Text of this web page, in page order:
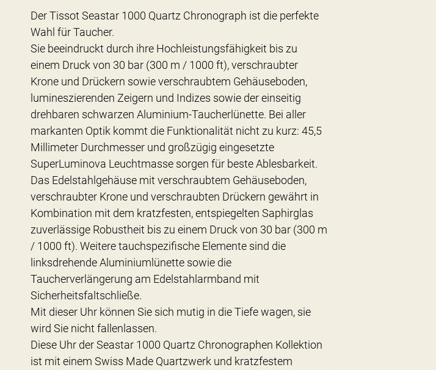
Der Tissot Seastar 1000 Quartz Chronograph ist die perfekte
Wahl für Taucher.
Sie beeindruckt durch ihre Hochleistungsfähigkeit bis zu
einem Druck von 30 bar (300 m / 1000 ft), verschraubter
Krone und Drückern sowie verschraubtem Gehäuseboden,
lumineszierenden Zeigern und Indizes sowie der einseitig
drehbaren schwarzen Aluminium-Taucherlünette. Bei aller
markanten Optik kommt die Funktionalität nicht zu kurz: 45,5
Millimeter Durchmesser und großzügig eingesetzte
SuperLuminova Leuchtmasse sorgen für beste Ablesbarkeit.
Das Edelstahlgehäuse mit verschraubtem Gehäuseboden,
verschraubter Krone und verschraubten Drückern gewährt in
Kombination mit dem kratzfesten, entspiegelten Saphirglas
zuverlässige Robustheit bis zu einem Druck von 30 bar (300 m
/ 1000 ft). Weitere tauchspezifische Elemente sind die
linksdrehende Aluminiumlünette sowie die
Taucherverlängerung am Edelstahlarmband mit
Sicherheitsfaltschließe.
Mit dieser Uhr können Sie sich mutig in die Tiefe wagen, sie
wird Sie nicht fallenlassen.
Diese Uhr der Seastar 1000 Quartz Chronographen Kollektion
ist mit einem Swiss Made Quartzwerk und kratzfestem